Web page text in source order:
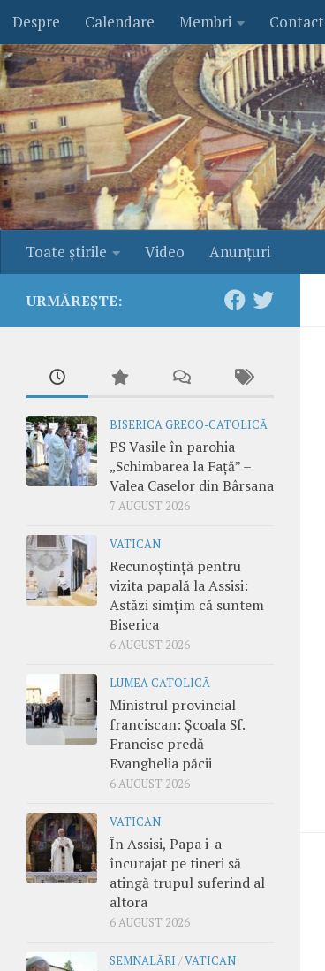
Skip to content
Despre Calendare Membri Contact
Toate ştirile Video Anunţuri
URMĂREȘTE:
BISERICA GRECO-CATOLICĂ
PS Vasile în parohia
„Schimbarea la Față” –
Valea Caselor din Bârsana
7 AUGUST 2026
VATICAN
Recunoștință pentru
vizita papală la Assisi:
Astăzi simțim că suntem
Biserica
6 AUGUST 2026
LUMEA CATOLICĂ
Ministrul provincial
franciscan: Școala Sf.
Francisc predă
Evanghelia păcii
6 AUGUST 2026
VATICAN
În Assisi, Papa i-a
încurajat pe tineri să
atingă trupul suferind al
altora
6 AUGUST 2026
SEMNALĂRI /VATICAN